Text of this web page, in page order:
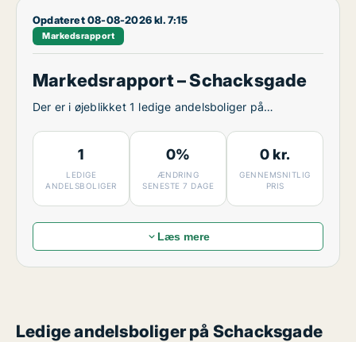
Opdateret 08-08-2026 kl. 7:15
Markedsrapport
Markedsrapport – Schacksgade
Der er i øjeblikket 1 ledige andelsboliger på
1
LEDIGE
ANDELSBOLIGER
0%
ÆNDRING
SENESTE 7 DAGE
0 kr.
GENNEMSNITLIG
PRIS
Læs mere
Ledige andelsboliger på Schacksgade